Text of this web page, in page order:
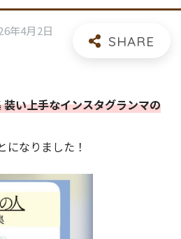
年4月2日
い上手なインスタグランマの
になりました！